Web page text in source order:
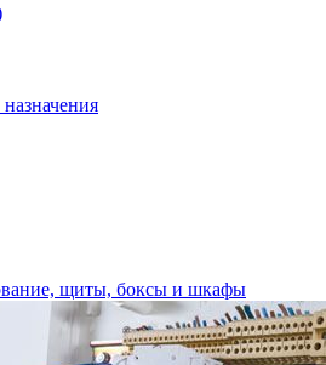
щиты, боксы и шкафы